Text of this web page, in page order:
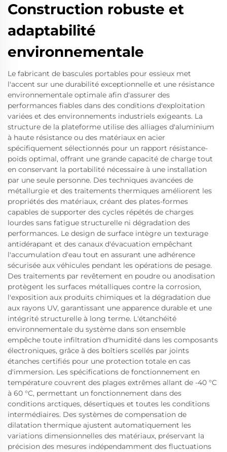
Construction robuste et
adaptabilité
environnementale
Le fabricant de bascules portables pour essieux met
l'accent sur une durabilité exceptionnelle et une résistance
environnementale optimale afin d'assurer des
performances fiables dans des conditions d'exploitation
variées et des environnements industriels exigeants. La
structure de la plateforme utilise des alliages d'aluminium
à haute résistance ou des matériaux en acier
spécifiquement sélectionnés pour un rapport résistance-
poids optimal, offrant une grande capacité de charge tout
en conservant la portabilité nécessaire à une installation
par une seule personne. Des techniques avancées de
métallurgie et des traitements thermiques améliorent les
propriétés des matériaux, créant des plates-formes
capables de supporter des cycles répétés de charges
lourdes sans fatigue structurelle ni dégradation des
performances. Le design de surface intègre un texturage
antidérapant et des canaux d'évacuation empêchant
l'accumulation d'eau tout en assurant une adhérence
sécurisée aux véhicules pendant les opérations de pesage.
Des traitements par revêtement en poudre ou anodisation
protègent les surfaces métalliques contre la corrosion,
l'exposition aux produits chimiques et la dégradation due
aux rayons UV, garantissant une apparence durable et une
intégrité structurelle à long terme. L'étanchéité
environnementale du système dans son ensemble
empêche toute infiltration d'humidité dans les composants
électroniques, grâce à des boîtiers scellés par joints
étanches certifiés pour une protection totale en cas
d'immersion. Les spécifications de fonctionnement en
température couvrent des plages extrêmes allant de -40 °C
à 60 °C, permettant un fonctionnement dans des
conditions arctiques, désertiques et toutes les conditions
intermédiaires. Des systèmes de compensation de
dilatation thermique ajustent automatiquement les
variations dimensionnelles des matériaux, préservant la
précision des mesures indépendamment des fluctuations